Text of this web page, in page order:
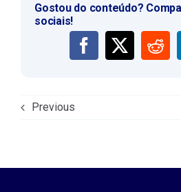
Gostou do conteúdo?
sociais!
Previous